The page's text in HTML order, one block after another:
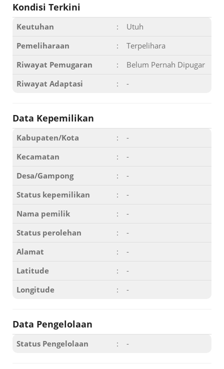
Kondisi Terkini
Keutuhan :
Utuh
Pemeliharaan
:
Terpelihara
Riwayat Pemugaran
:
Belum Pernah Dipugar
Riwayat Adaptasi
: -
Data Kepemilikan
Kabupaten/Kota :
-
Kecamatan
:
-
Desa/Gampong
:
-
Status kepemilikan
:
-
Nama pemilik
:
-
Status perolehan
:
-
Alamat
:
-
Latitude
:
-
Longitude
: -
Data Pengelolaan
Status Pengelolaan : -